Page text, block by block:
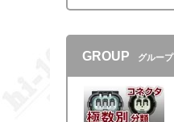
GROUP グループ